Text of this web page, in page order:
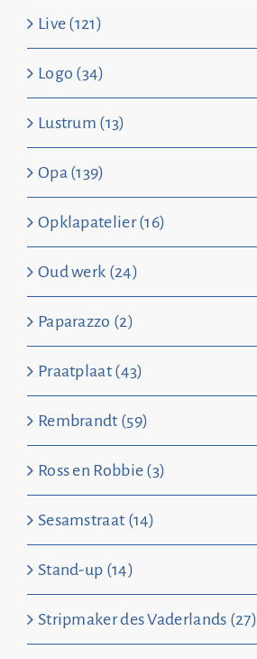
Live (121)
Logo (34)
Lustrum (13)
Opa (139)
Opklapatelier (16)
Oud werk (24)
Paparazzo (2)
Praatplaat (43)
Rembrandt (59)
Ross en Robbie (3)
Sesamstraat (14)
Stand-up (14)
Stripmaker des Vaderlands (27)